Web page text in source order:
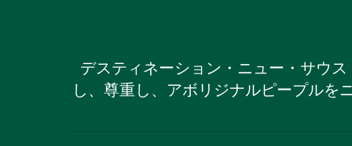
デスティネーション・ニュー・サウ
し、尊重し、アボリジナルピープルを